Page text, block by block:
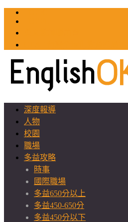
深度報導
人物
校園
職場
多益攻略
時事
國際職場
多益650分以上
多益450-650分
多益450分以下